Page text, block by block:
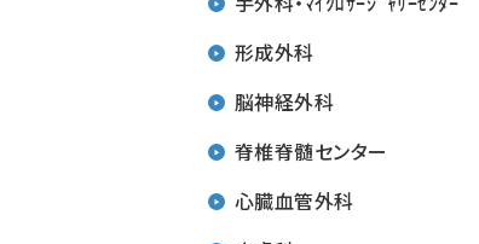
形成外科
脳神経外科
脊椎脊髄センター
心臓血管外科